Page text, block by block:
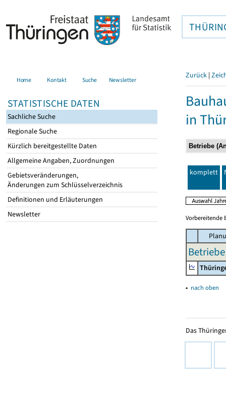
Home Kontakt Suche Newsletter
STATISTISCHE DATEN
Sachliche Suche
Regionale Suche
Kürzlich bereitgestellte Daten
Allgemeine Angaben, Zuordnungen
Gebietsveränderungen,
Änderungen zum Schlüsselverzeichnis
Definitionen und Erläuterungen
Newsletter
Zurück |
in
komplett
Vorbereitende
▴ nach oben
Das